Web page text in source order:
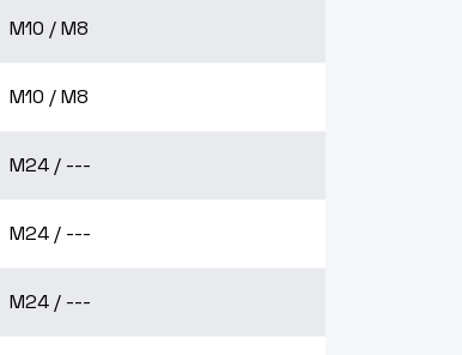
M10 / M8
M10 / M8
M24 / ---
M24 / ---
M24 / ---